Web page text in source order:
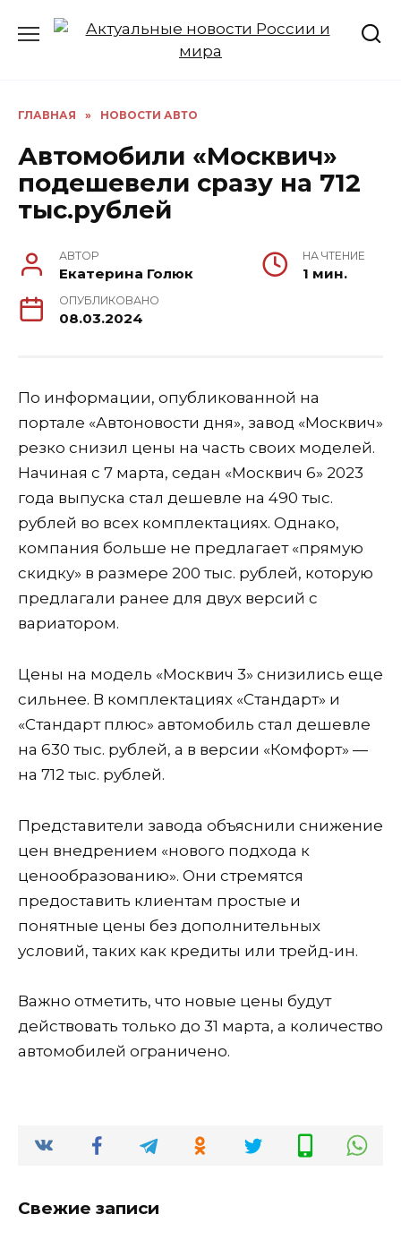
ГЛАВНАЯ » НОВОСТИ АВТО
Автомобили «Москвич»
подешевели сразу на 712
тыс.рублей
АВТОР
Екатерина Голюк
НА ЧТЕНИЕ
1 мин.
ОПУБЛИКОВАНО
08.03.2024
По информации, опубликованной на
портале «Автоновости дня», завод «Москвич»
резко снизил цены на часть своих моделей.
Начиная с 7 марта, седан «Москвич 6» 2023
года выпуска стал дешевле на 490 тыс.
рублей во всех комплектациях. Однако,
компания больше не предлагает «прямую
скидку» в размере 200 тыс. рублей, которую
предлагали ранее для двух версий с
вариатором.
Цены на модель «Москвич 3» снизились еще
сильнее. В комплектациях «Стандарт» и
«Стандарт плюс» автомобиль стал дешевле
на 630 тыс. рублей, а в версии «Комфорт» —
на 712 тыс. рублей.
Представители завода объяснили снижение
цен внедрением «нового подхода к
ценообразованию». Они стремятся
предоставить клиентам простые и
понятные цены без дополнительных
условий, таких как кредиты или трейд-ин.
Важно отметить, что новые цены будут
действовать только до 31 марта, а количество
автомобилей ограничено.
Свежие записи